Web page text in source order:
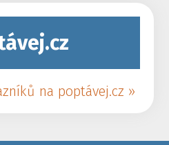
na poptávej.cz »